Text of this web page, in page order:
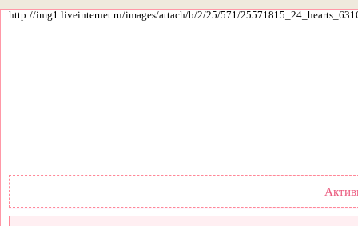
http://img1.liveinternet.ru/images/attach/b/2/25/571/